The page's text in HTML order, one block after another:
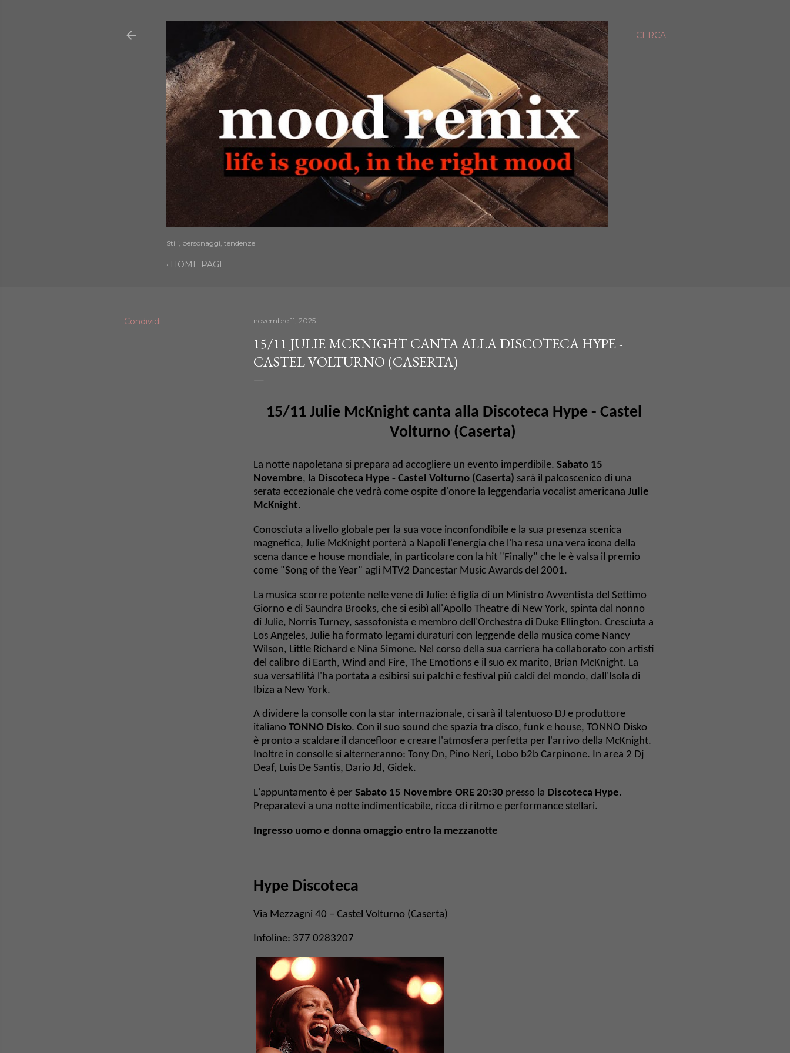
CERCA
Stili, personaggi, tendenze
HOME PAGE
Condividi novembre 11, 2025
15/11 JULIE MCKNIGHT CANTA ALLA DISCOTECA HYPE -
CASTEL VOLTURNO (CASERTA)
15/11 Julie McKnight canta alla Discoteca Hype - Castel
Volturno (Caserta)
La notte napoletana si prepara ad accogliere un evento imperdibile. Sabato 15
Novembre, la Discoteca Hype - Castel Volturno (Caserta) sarà il palcoscenico di una
serata eccezionale che vedrà come ospite d'onore la leggendaria vocalist americana Julie
McKnight.
Conosciuta a livello globale per la sua voce inconfondibile e la sua presenza scenica
magnetica, Julie McKnight porterà a Napoli l'energia che l'ha resa una vera icona della
scena dance e house mondiale, in particolare con la hit "Finally" che le è valsa il premio
come "Song of the Year" agli MTV2 Dancestar Music Awards del 2001.
​La musica scorre potente nelle vene di Julie: è figlia di un Ministro Avventista del Settimo
Giorno e di Saundra Brooks, che si esibì all'Apollo Theatre di New York, spinta dal nonno
di Julie, Norris Turney, sassofonista e membro dell'Orchestra di Duke Ellington. Cresciuta a
Los Angeles, Julie ha formato legami duraturi con leggende della musica come Nancy
Wilson, Little Richard e Nina Simone. Nel corso della sua carriera ha collaborato con artisti
del calibro di Earth, Wind and Fire, The Emotions e il suo ex marito, Brian McKnight. La
sua versatilità l'ha portata a esibirsi sui palchi e festival più caldi del mondo, dall'Isola di
Ibiza a New York.
​A dividere la consolle con la star internazionale, ci sarà il talentuoso DJ e produttore
italiano TONNO Disko. Con il suo sound che spazia tra disco, funk e house, TONNO Disko
è pronto a scaldare il dancefloor e creare l'atmosfera perfetta per l'arrivo della McKnight.
Inoltre in consolle si alterneranno: Tony Dn, Pino Neri, Lobo b2b Carpinone. In area 2 Dj
Deaf, Luis De Santis, Dario Jd, Gidek.
​L'appuntamento è per Sabato 15 Novembre ORE 20:30 presso la Discoteca Hype.
Preparatevi a una notte indimenticabile, ricca di ritmo e performance stellari.
Ingresso uomo e donna omaggio entro la mezzanotte
Hype Discoteca
Via Mezzagni 40 – Castel Volturno (Caserta)
Infoline: 377 0283207